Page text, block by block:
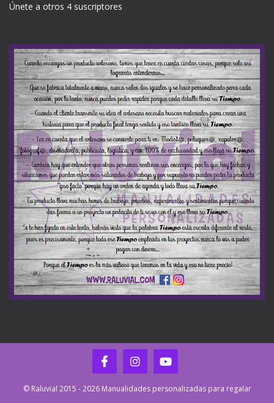
Únete a otros 4 suscriptores
© Raluvial 2015 - 2026 Manualidades personalizadas para regalar